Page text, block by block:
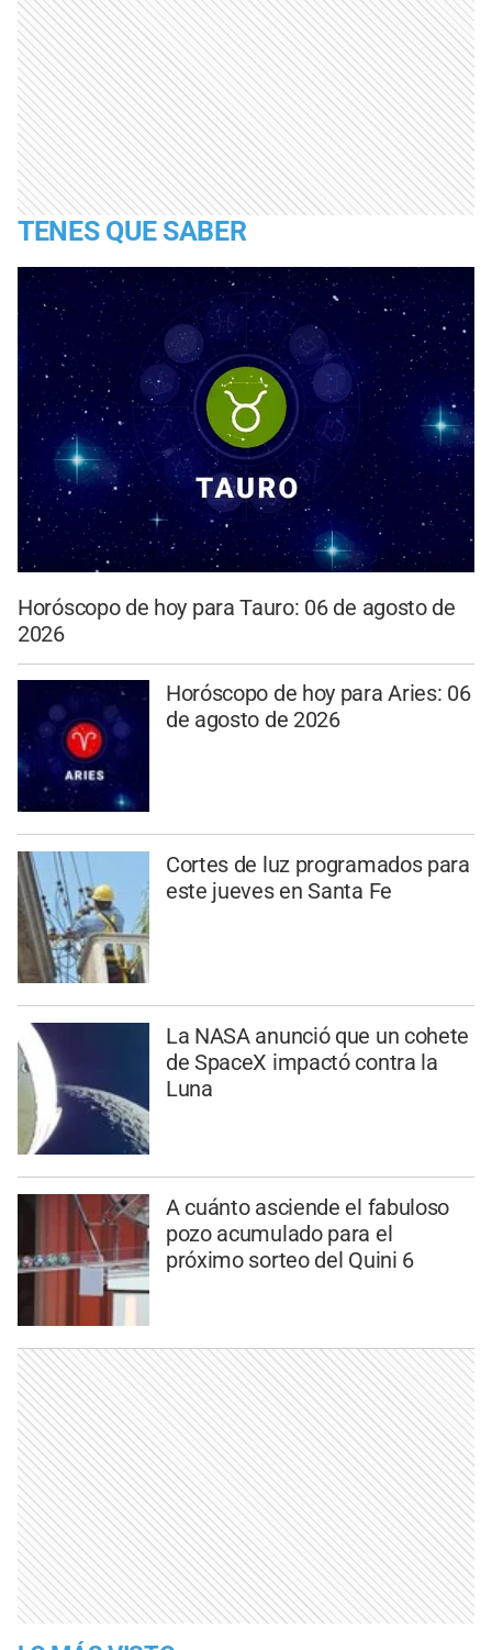
TENES QUE SABER
Horóscopo de hoy para Tauro: 06 de agosto de
2026
Horóscopo de hoy para Aries: 06
de agosto de 2026
Cortes de luz programados para
este jueves en Santa Fe
La NASA anunció que un cohete
de SpaceX impactó contra la
Luna
A cuánto asciende el fabuloso
pozo acumulado para el
próximo sorteo del Quini 6